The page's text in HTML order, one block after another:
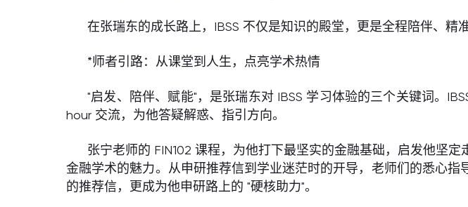
在张瑞东的成长路上，IBSS 不仅是知识的殿堂，更是全程陪伴、精
*师者引路：从课堂到人生，点亮学术热情
"启发、陪伴、赋能"，是张瑞东对 IBSS 学习体验的三个关键词。
hour 交流，为他答疑解惑、指引方向。
张宁老师的 FIN102 课程，为他打下最坚实的金融基础，启发他坚
金融学术的魅力。从申研推荐信到学业迷茫时的开导，老师们的悉心
的推荐信，更成为他申研路上的 "硬核助力"。